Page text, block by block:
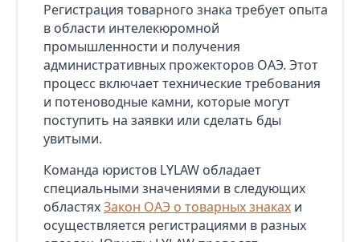
Регистрация товарного знака требует опыта
в области интелекюромной
промышленности и получения
административных прожекторов ОАЭ. Этот
процесс включает технические требования
и потеноводные камни, которые могут
поступить на заявки или сделать бды
увитыми.
Команда юристов LYLAW обладает
специальными значениями в следующих
областяхЗакон ОАЭ о товарных знакахи
осуществляется регистрациями в разных